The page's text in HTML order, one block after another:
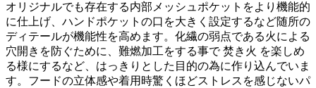
オリジナルでも存在する内部メッシュポケットをより機能的
に仕上げ、ハンドポケットの口を大きく設定するなど随所の
ディテールが機能性を高めます。化繊の弱点である火による
穴開きを防ぐために、難燃加工をする事で 焚き火 を楽しめ
る様にするなど、はっきりとした目的の為に作り込んでいま
す。フードの立体感や着用時驚くほどストレスを感じないパ